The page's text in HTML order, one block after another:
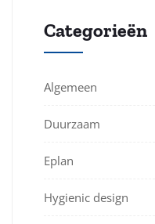
Categorieën
Algemeen
Duurzaam
Eplan
Hygienic design